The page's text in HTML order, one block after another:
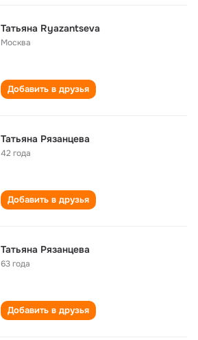
Татьяна Ryazantseva
Москва
Добавить в друзья
Татьяна Рязанцева
42 года
Добавить в друзья
Татьяна Рязанцева
63 года
Добавить в друзья